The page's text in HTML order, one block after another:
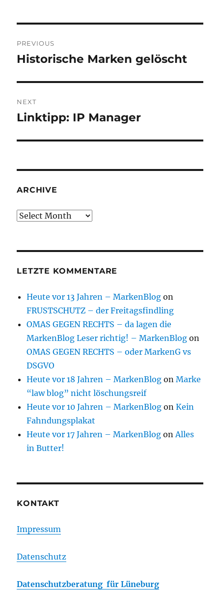
navigation
PREVIOUS
Previous
Historische Marken gelöscht
NEXT
Next
Linktipp: IP Manager
ARCHIVE
Archive
LETZTE KOMMENTARE
Heute vor 13 Jahren – MarkenBlog on
FRUSTSCHUTZ – der Freitagsfindling
OMAS GEGEN RECHTS – da lagen die
MarkenBlog Leser richtig! – MarkenBlog on
OMAS GEGEN RECHTS – oder MarkenG vs
DSGVO
Heute vor 18 Jahren – MarkenBlog onMarke
“law blog” nicht löschungsreif
Heute vor 10 Jahren – MarkenBlog onKein
Fahndungsplakat
Heute vor 17 Jahren – MarkenBlog onAlles
in Butter!
KONTAKT
Impressum
Datenschutz
Datenschutzberatung für Lüneburg